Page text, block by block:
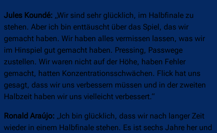
Jules Koundé: „Wir sind sehr glücklich, im Halbfinale zu
stehen. Aber ich bin enttäuscht über das Spiel, das wir
gemacht haben. Wir haben alles vermissen lassen, was wir
im Hinspiel gut gemacht haben. Pressing, Passwege
zustellen. Wir waren nicht auf der Höhe, haben Fehler
gemacht, hatten Konzentrationsschwächen. Flick hat uns
gesagt, dass wir uns verbessern müssen und in der zweiten
Halbzeit haben wir uns vielleicht verbessert.“
Ronald Araújo: „Ich bin glücklich, dass wir nach langer Zeit
wieder in einem Halbfinale stehen. Es ist sechs Jahre her und